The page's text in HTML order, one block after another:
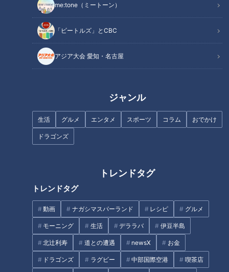
me:tone（ミートーン）
「ビートルズ」とCBC
アジア大会 愛知・名古屋
ジャンル
生活 グルメ エンタメ スポーツ コラム おでかけ
ドラゴンズ
トレンドタグ
トレンドタグ
動画 ナガシマスパーランド レシピ グルメ
モーニング 生活 デララバ 伊豆半島
北辻利寿 道との遭遇 newsX お金
ドラゴンズ ラグビー 中部国際空港 喫茶店
健康のカギ「腸」の知識を総チ
医師が実践する夏バテ予防法！
命に関わる危険な「頭痛」の見
分け方…専門医に学ぶ！タイプ
認定マークに注目！女性が働き
やすい企業・職場の見つけ方と
笑顔さわやかアナが愛知・豊田
市の『松平まんじゅう』を調
査！ モチモチ感と甘さのバラ
ンスがたまらない老舗の銘菓！